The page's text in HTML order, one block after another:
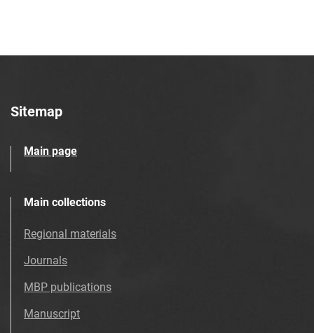
Sitemap
Main page
Main collections
Regional materials
Journals
MBP publications
Manuscript